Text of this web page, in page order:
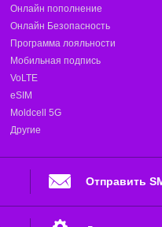
Онлайн пополнение
Онлайн Безопасность
Программа лояльности
Мобильная подпись
VoLTE
eSIM
Moldcell 5G
Другие
Отправить